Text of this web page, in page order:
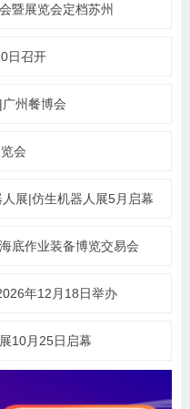
暨展览会定档苏州
日召开
州餐博会
会
展|仿生机器人展5月启幕
底作业装备博览交易会
年12月18日举办
10月25日启幕